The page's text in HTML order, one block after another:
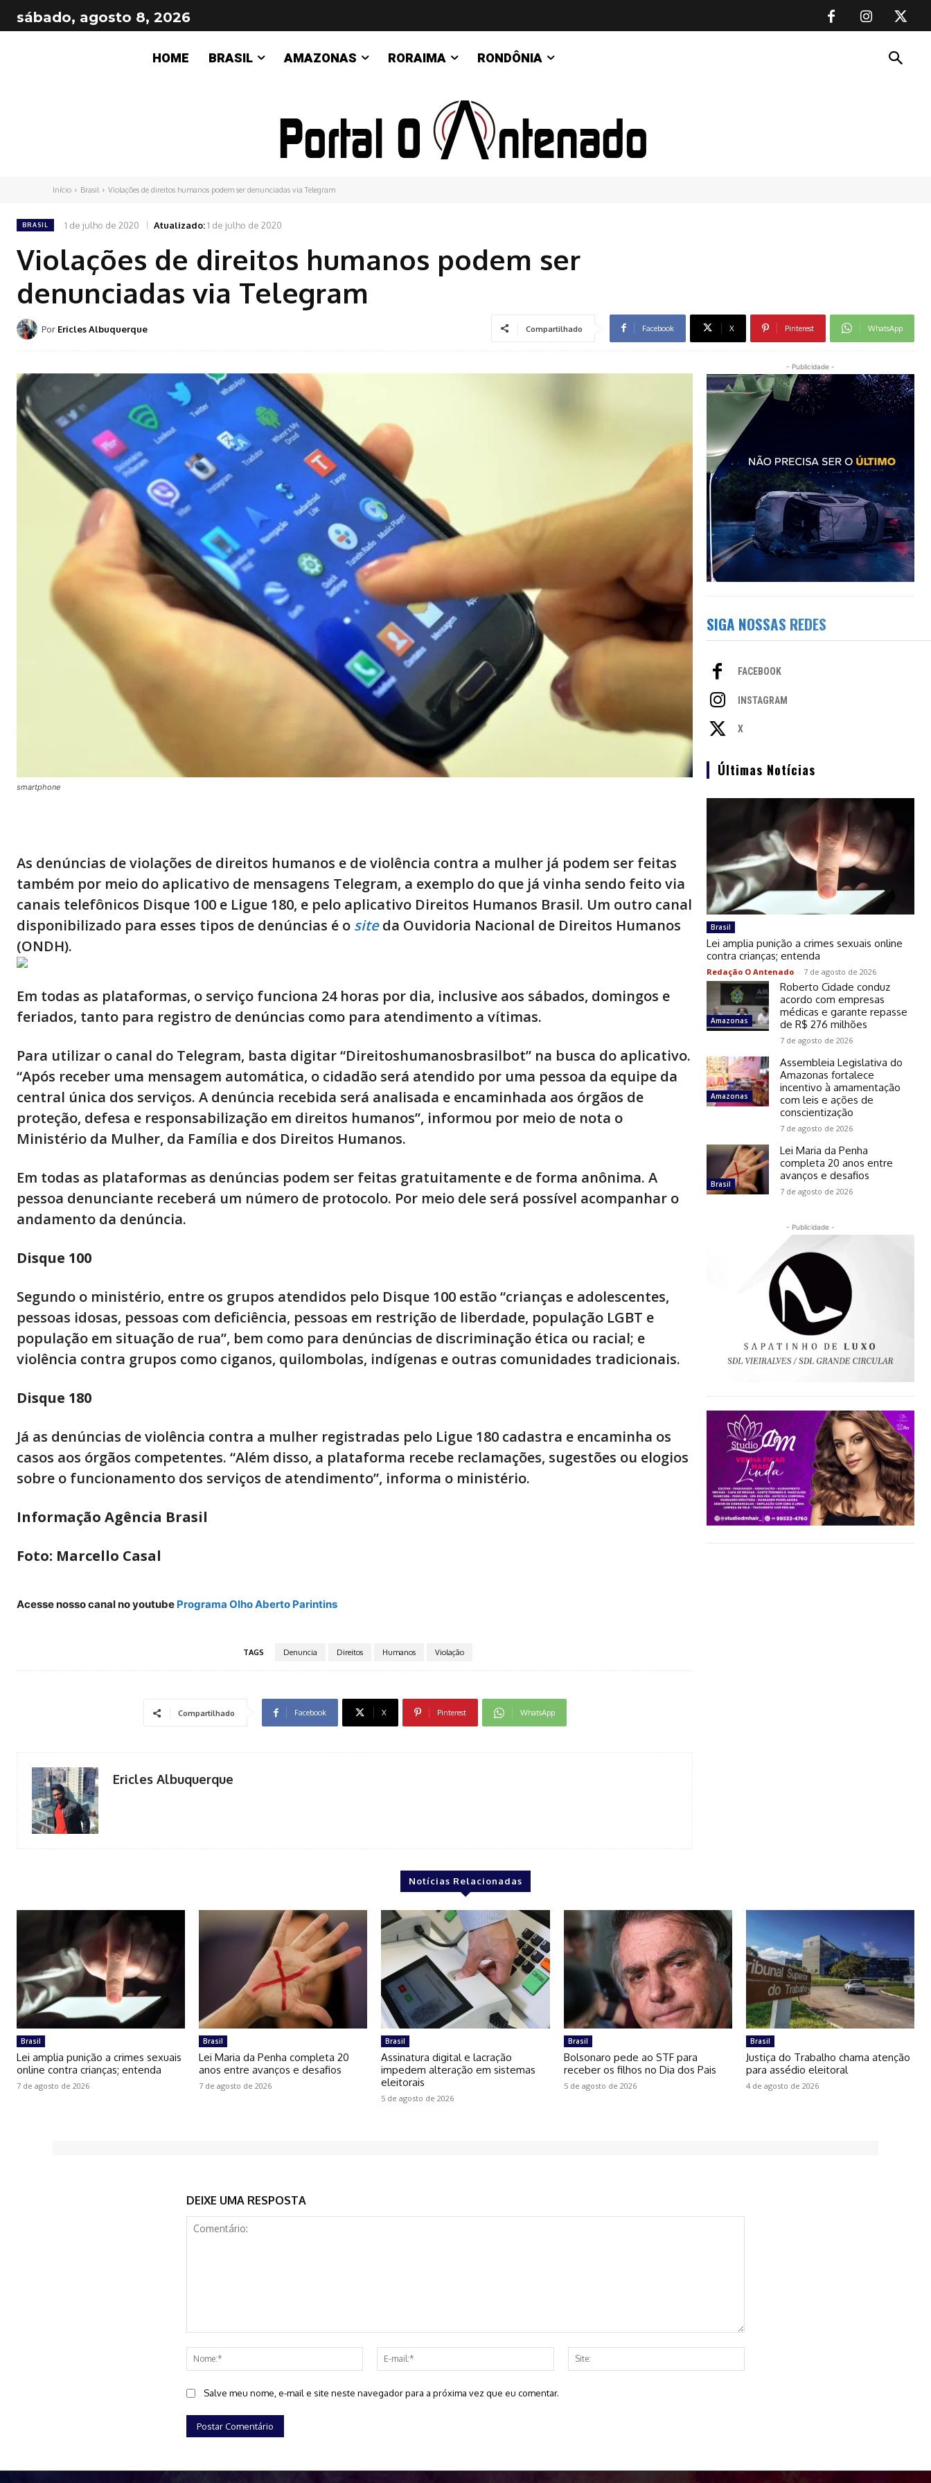
sábado, agosto 8, 2026
HOME BRASIL AMAZONAS RORAIMA RONDÔNIA
Início Brasil Violações de direitos humanos podem ser denunciadas via Telegram
BRASIL 1 de julho de 2020 Atualizado:1 de julho de 2020
Violações de direitos humanos podem ser
denunciadas via Telegram
Por Ericles Albuquerque Compartilhado Facebook X Pinterest WhatsApp
smartphone
As denúncias de violações de direitos humanos e de violência contra a mulher já podem ser feitas
também por meio do aplicativo de mensagens Telegram, a exemplo do que já vinha sendo feito via
canais telefônicos Disque 100 e Ligue 180, e pelo aplicativo Direitos Humanos Brasil. Um outro canal
disponibilizado para esses tipos de denúncias é o siteda Ouvidoria Nacional de Direitos Humanos
(ONDH).
Em todas as plataformas, o serviço funciona 24 horas por dia, inclusive aos sábados, domingos e
feriados, tanto para registro de denúncias como para atendimento a vítimas.
Para utilizar o canal do Telegram, basta digitar “Direitoshumanosbrasilbot” na busca do aplicativo.
“Após receber uma mensagem automática, o cidadão será atendido por uma pessoa da equipe da
central única dos serviços. A denúncia recebida será analisada e encaminhada aos órgãos de
proteção, defesa e responsabilização em direitos humanos”, informou por meio de nota o
Ministério da Mulher, da Família e dos Direitos Humanos.
Em todas as plataformas as denúncias podem ser feitas gratuitamente e de forma anônima. A
pessoa denunciante receberá um número de protocolo. Por meio dele será possível acompanhar o
andamento da denúncia.
Disque 100
Segundo o ministério, entre os grupos atendidos pelo Disque 100 estão “crianças e adolescentes,
pessoas idosas, pessoas com deficiência, pessoas em restrição de liberdade, população LGBT e
população em situação de rua”, bem como para denúncias de discriminação ética ou racial; e
violência contra grupos como ciganos, quilombolas, indígenas e outras comunidades tradicionais.
Disque 180
Já as denúncias de violência contra a mulher registradas pelo Ligue 180 cadastra e encaminha os
casos aos órgãos competentes. “Além disso, a plataforma recebe reclamações, sugestões ou elogios
sobre o funcionamento dos serviços de atendimento”, informa o ministério.
Informação Agência Brasil
Foto: Marcello Casal
Acesse nosso canal no youtube Programa Olho Aberto Parintins
TAGS Denuncia Direitos Humanos Violação
Compartilhado Facebook X Pinterest WhatsApp
Ericles Albuquerque
- Publicidade -
SIGA NOSSAS REDES
FACEBOOK
INSTAGRAM
X
Últimas Notícias
Brasil
Lei amplia punição a crimes sexuais online
contra crianças; entenda
Redação O Antenado - 7 de agosto de 2026
Amazonas
Roberto Cidade conduz
acordo com empresas
médicas e garante repasse
de R$ 276 milhões
7 de agosto de 2026
Amazonas
Assembleia Legislativa do
Amazonas fortalece
incentivo à amamentação
com leis e ações de
conscientização
7 de agosto de 2026
Brasil
Lei Maria da Penha
completa 20 anos entre
avanços e desafios
7 de agosto de 2026
- Publicidade -
Notícias Relacionadas
Brasil
Lei amplia punição a crimes sexuais
online contra crianças; entenda
7 de agosto de 2026
Brasil
Lei Maria da Penha completa 20
anos entre avanços e desafios
7 de agosto de 2026
Brasil
Assinatura digital e lacração
impedem alteração em sistemas
eleitorais
5 de agosto de 2026
Brasil
Bolsonaro pede ao STF para
receber os filhos no Dia dos Pais
5 de agosto de 2026
Brasil
Justiça do Trabalho chama atenção
para assédio eleitoral
4 de agosto de 2026
DEIXE UMA RESPOSTA
Nome:*
mail:*
Salve meu nome, e-mail e site neste navegador para a próxima vez que eu comentar.